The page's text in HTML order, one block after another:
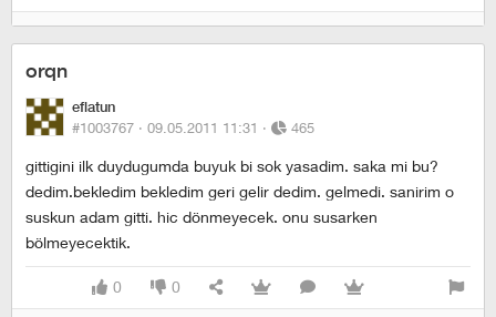
orqn
eflatun
#1003767 · 09.05.2011 11:31 · 465
gittigini ilk duydugumda buyuk bi sok yasadim. saka mi bu?
dedim.bekledim bekledim geri gelir dedim. gelmedi. sanirim o
suskun adam gitti. hic dönmeyecek. onu susarken
bölmeyecektik.
0 0